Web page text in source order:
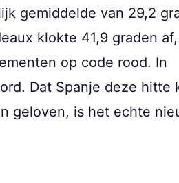
gemiddelde van 29,2
klokte 41,9 graden
op code rood. In
Dat Spanje deze hitte
geloven, is het echte